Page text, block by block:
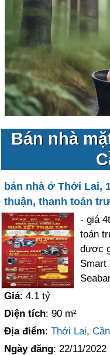
Bán nhà
bán nhà ở Thới Lai,
thuận, thanh toán
- giá
toán
được
Smart
Giá: 4.1 tỷ
Diện tích: 90 m²
Địa điểm:Thới Lai,
Ngày đăng: 22/11/2022